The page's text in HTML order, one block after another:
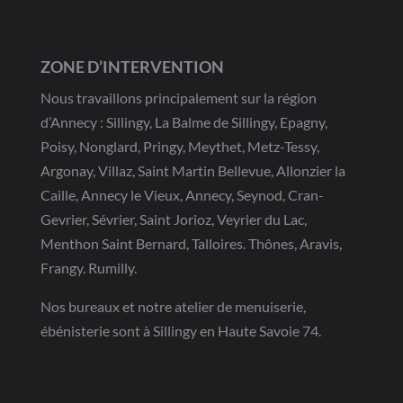
ZONE D’INTERVENTION
Nous travaillons principalement sur la région
d’Annecy : Sillingy, La Balme de Sillingy, Epagny,
Poisy, Nonglard, Pringy, Meythet, Metz-Tessy,
Argonay, Villaz, Saint Martin Bellevue, Allonzier la
Caille, Annecy le Vieux, Annecy, Seynod, Cran-
Gevrier, Sévrier, Saint Jorioz, Veyrier du Lac,
Menthon Saint Bernard, Talloires. Thônes, Aravis,
Frangy. Rumilly.
Nos bureaux et notre atelier de menuiserie,
ébénisterie sont à Sillingy en Haute Savoie 74.